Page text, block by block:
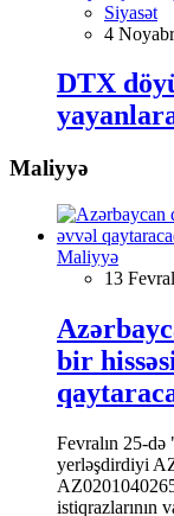
Siyasət
4
DTX
Maliyyə
Maliyyə
13
bir
Fevralın 25-
yerləşdirdiyi
istiqrazlarının